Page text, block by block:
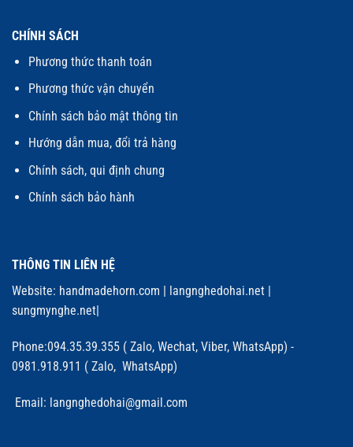
CHÍNH SÁCH
Phương thức thanh toán
Phương thức vận chuyển
Chính sách bảo mật thông tin
Hướng dẫn mua, đổi trả hàng
Chính sách, qui định chung
Chính sách bảo hành
THÔNG TIN LIÊN HỆ
Website: handmadehorn.com langnghedohai.net
sungmynghe.net
Phone:094.35.39.355 ( Zalo, Wechat, Viber, WhatsApp) -
0981.918.911 ( Zalo, WhatsApp)
Email: langnghedohai@gmail.com